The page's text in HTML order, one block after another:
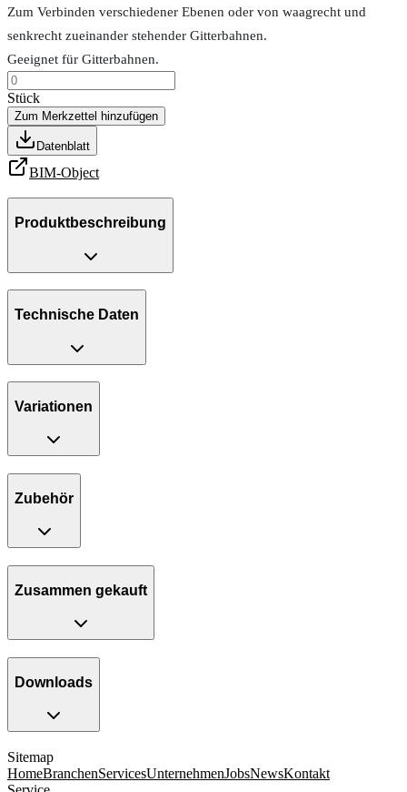
Zum Verbinden verschiedener Ebenen oder von waagrecht und
senkrecht zueinander stehender Gitterbahnen.
Geeignet für Gitterbahnen.
Stück
Zum Merkzettel hinzufügen
Datenblatt
BIM-Object
Produktbeschreibung
Technische Daten
Variationen
Zubehör
Zusammen gekauft
Downloads
Sitemap
HomeBranchenServicesUnternehmenJobsNewsKontakt